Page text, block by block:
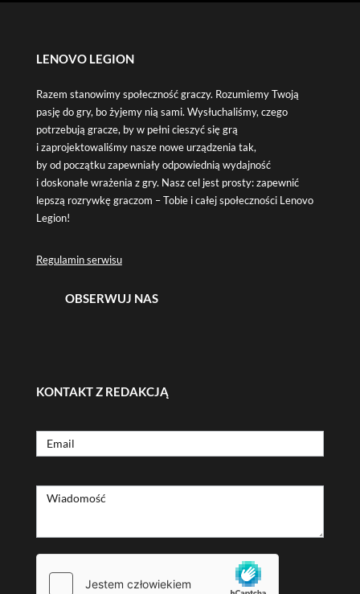
LENOVO LEGION
Razem stanowimy społeczność graczy. Rozumiemy Twoją
pasję do gry, bo żyjemy nią sami. Wysłuchaliśmy, czego
potrzebują gracze, by w pełni cieszyć się grą
i zaprojektowaliśmy nasze nowe urządzenia tak,
by od początku zapewniały odpowiednią wydajność
i doskonałe wrażenia z gry. Nasz cel jest prosty: zapewnić
lepszą rozrywkę graczom – Tobie i całej społeczności Lenovo
Legion!
Regulamin serwisu
OBSERWUJ NAS
KONTAKT Z REDAKCJĄ
kontaktowy
Email
Wiadomość